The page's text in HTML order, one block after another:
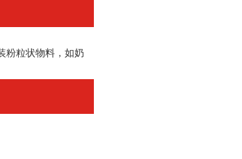
粉粒状物料，如奶